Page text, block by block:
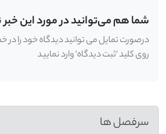
شما هم می‌توانید در مورد این
درصورت تمایل می توانید دیدگاه خود را
روی کلید 'ثبت دیدگاه' وارد نمایید
سرفصل ها